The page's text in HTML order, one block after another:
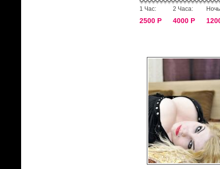
1 Час:
2500 Р
2 Часа:
4000 Р